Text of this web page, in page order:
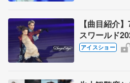
【曲目紹介
スワールド
ON ICE」横浜
アイスショー